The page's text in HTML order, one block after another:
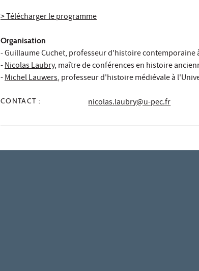
> Télécharger le programme
Organisation
-Guillaume Cuchet, professeur d'histoire contemporaine
-Nicolas Laubry, maître de conférences en histoire
-Michel Lauwers, professeur d'histoire médiévale à
CONTACT : nicolas.laubry@u-pec.fr